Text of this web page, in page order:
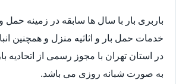
باربری بار با سال ها سابقه در زمینه حمل
خدمات حمل بار و اثاثیه منزل و همچنین
در استان تهران با مجوز رسمی از اتحادیه
به صورت شبانه روزی می باشد.